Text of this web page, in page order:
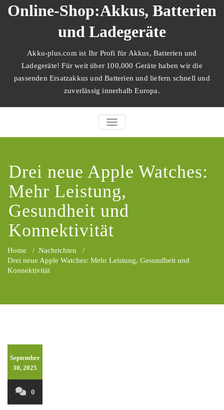
Zum
InhaltOnline-Shop:Akkus, Batterien
und Ladegeräte
Akku-plus.com ist Ihr Profi für Akkus, Batterien und
Ladegeräte! Für weit über 100,000 Geräte haben wir die
passenden Ersatzakkus und Batterien und liefern schnell und
zuverlässig innerhalb Europa.
SCHALTE NAVIGATION
Drei neue Apple Watches:
Mehr Leistung,
Gesundheit und
Konnektivität
Home / Nachrichten /
Drei neue Apple Watches: Mehr Leistung, Gesundheit und
Konnektivität
September
30, 2025
0